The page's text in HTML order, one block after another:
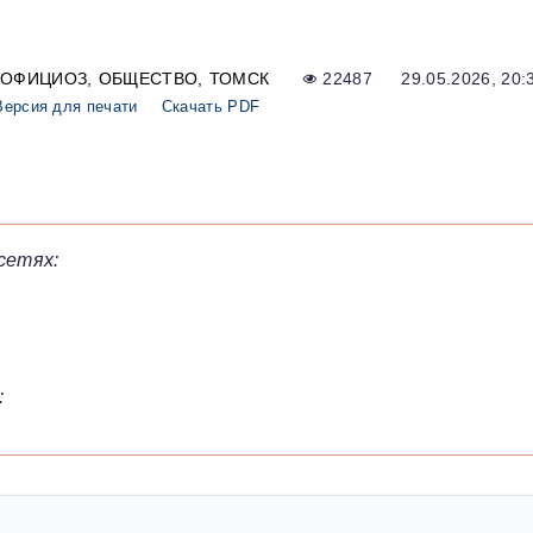
ОФИЦИОЗ ОБЩЕСТВО ТОМСК 22487 29.05.2026,
для печати Скачать PDF